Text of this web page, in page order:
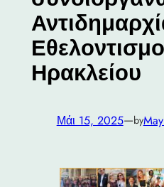
Ηρακλείου
Μάι 15, 2025—by